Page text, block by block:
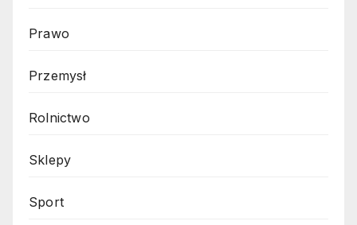
Prawo
Przemysł
Rolnictwo
Sklepy
Sport